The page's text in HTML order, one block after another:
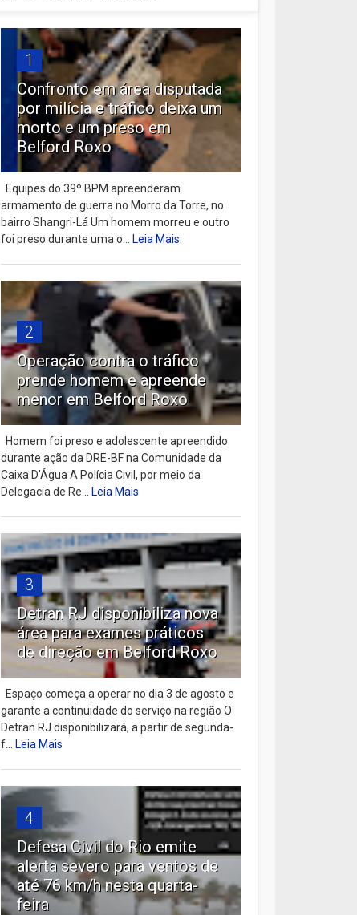
1
Confronto em área disputada
por milícia e tráfico deixa um
morto e um preso em
Belford Roxo
Equipes do 39º BPM apreenderam
armamento de guerra no Morro da Torre, no
bairro Shangri-Lá Um homem morreu e outro
foi preso durante uma o...Leia Mais
2
Operação contra o tráfico
prende homem e apreende
menor em Belford Roxo
Homem foi preso e adolescente apreendido
durante ação da DRE-BF na Comunidade da
Caixa D’Água A Polícia Civil, por meio da
Delegacia de Re...Leia Mais
3
Detran RJ disponibiliza nova
área para exames práticos
de direção em Belford Roxo
Espaço começa a operar no dia 3 de agosto e
garante a continuidade do serviço na região O
Detran RJ disponibilizará, a partir de segunda-
f...Leia Mais
4
Defesa Civil do Rio emite
alerta severo para ventos de
até 76 km/h nesta quarta-
feira